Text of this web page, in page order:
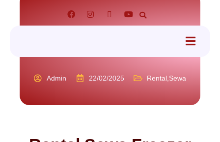
Admin 22/02/2025 Rental Sewa